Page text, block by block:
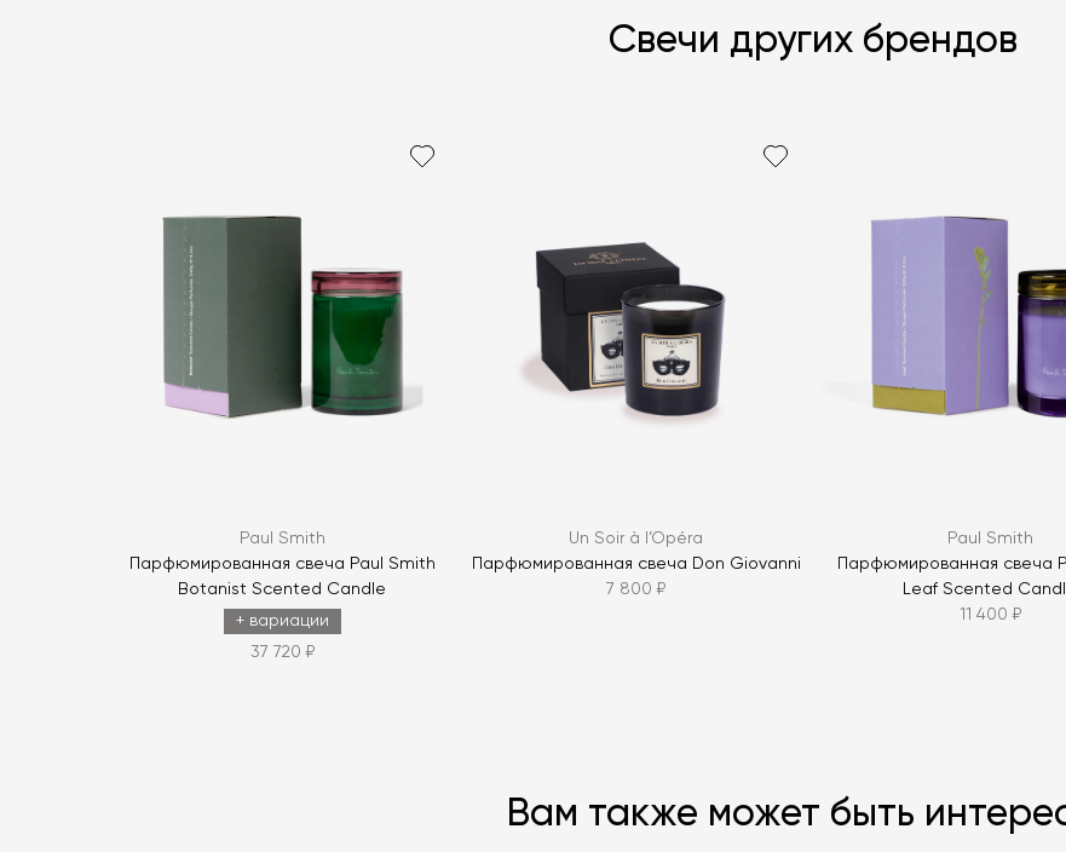
ЗАДАТЬ
Свечи других брендов
Paul Smith
Парфюмированная свеча Paul Smith
Botanist Scented Candle
+ вариации
37 720 ₽
Un Soir à l’Opéra
Парфюмированная свеча Don Giovanni
7 800 ₽
Paul Smith
Парфюмированная свеча
Leaf Scented
11 400 ₽
Вам также может быть